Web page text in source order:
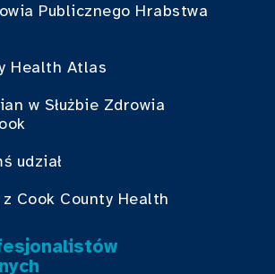
Publicznego Hrabstwa
Health Atlas
w Służbie Zdrowia
udział
z Cook County Health